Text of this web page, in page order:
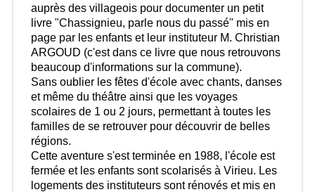
auprès des villageois pour documenter un petit
livre "Chassignieu, parle nous du passé" mis en
page par les enfants et leur instituteur M. Christian
ARGOUD (c'est dans ce livre que nous retrouvons
beaucoup d'informations sur la commune).
Sans oublier les fêtes d'école avec chants, danses
et même du théâtre ainsi que les voyages
scolaires de 1 ou 2 jours, permettant à toutes les
familles de se retrouver pour découvrir de belles
régions.
Cette aventure s'est terminée en 1988, l'école est
fermée et les enfants sont scolarisés à Virieu. Les
logements des instituteurs sont rénovés et mis en